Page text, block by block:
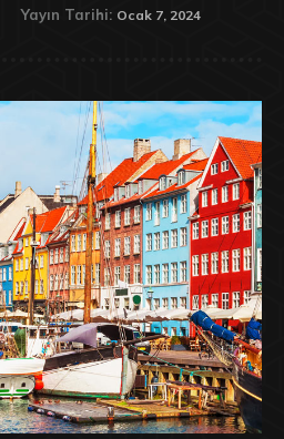
Yayın Tarihi: Ocak 7, 2024